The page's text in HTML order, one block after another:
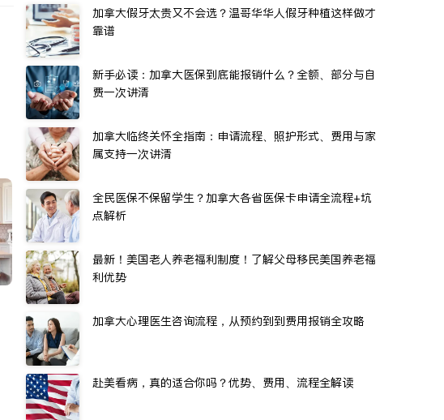
加拿大假牙太贵又不会选？温哥华华人假牙种植这样做才
靠谱
新手必读：加拿大医保到底能报销什么？全额、部分与自
费一次讲清
加拿大临终关怀全指南：申请流程、照护形式、费用与家
属支持一次讲清
全民医保不保留学生？加拿大各省医保卡申请全流程+坑
点解析
最新！美国老人养老福利制度！了解父母移民美国养老福
利优势
加拿大心理医生咨询流程，从预约到到费用报销全攻略
赴美看病，真的适合你吗？优势、费用、流程全解读